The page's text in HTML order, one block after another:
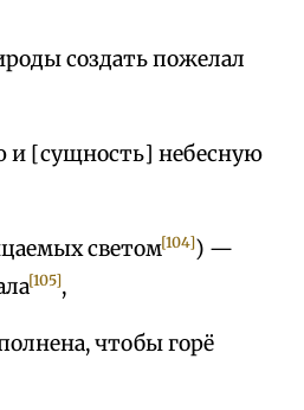
создать пожелал
[сущность] небесную
светом[104]) —
[105],
чтобы горё